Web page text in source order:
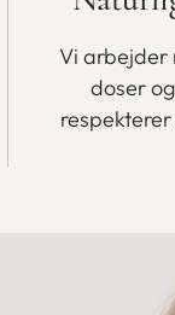
Vi
doser